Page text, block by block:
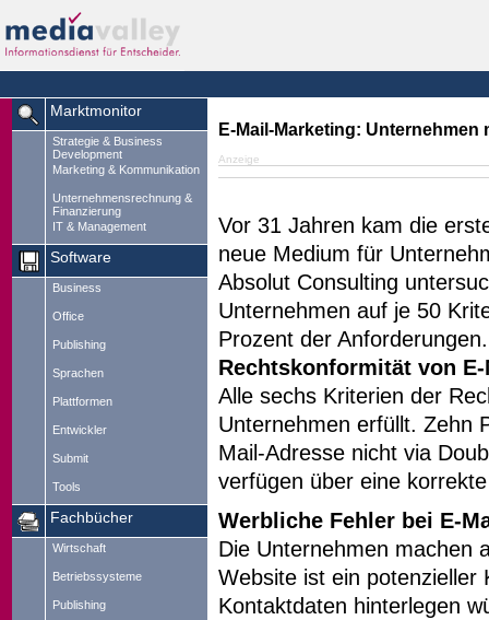
Marktmonitor
Strategie & Business
Development
Marketing & Kommunikation
Unternehmensrechnung &
Finanzierung
IT & Management
Software
Business
Office
Publishing
Sprachen
Plattformen
Entwickler
Submit
Tools
Fachbücher
Wirtschaft
Betriebssysteme
Publishing
E-Mail-Marketing:
Anzeige
Vor 31 Jahren kam die
neue Medium für
Absolut Consulting
Unternehmen auf je 50
Prozent der Anforderungen.
Rechtskonformität von
Alle sechs Kriterien der
Unternehmen erfüllt. Zehn
Mail-Adresse nicht via
verfügen über eine
Werbliche Fehler bei E-
Die Unternehmen machen
Website ist ein
Kontaktdaten hinterlegen